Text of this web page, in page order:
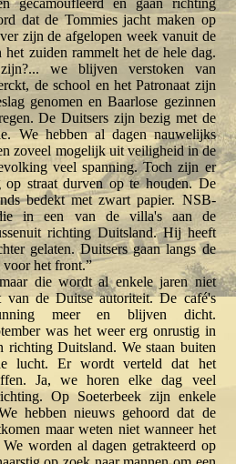
gecamoufleerd en gaan richting
dat de Tommies jacht maken op
zijn de afgelopen week vanuit de
zuiden rammelt het de hele dag.
we blijven verstoken van
de school en het Patronaat zijn
genomen en Baarlose gezinnen
De Duitsers zijn bezig met de
We hebben al dagen nauwelijks
zoveel mogelijk uit veiligheid in de
veel spanning. Toch zijn er
straat durven op te houden. De
bedekt met zwart papier. NSB-
die in een van de villa's aan de
richting Duitsland. Hij heeft
gelaten. Duitsers gaan langs de
voor het front.”
die wordt al enkele jaren niet
de Duitse autoriteit. De café's
meer en blijven dicht.
was het weer erg onrustig in
richting Duitsland. We staan buiten
lucht. Er wordt verteld dat het
Ja, we horen elke dag veel
Op Soeterbeek zijn enkele
hebben nieuws gehoord dat de
maar weten niet wanneer het
worden al dagen getrakteerd op